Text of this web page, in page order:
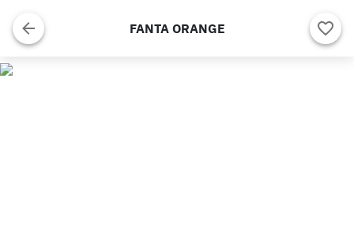
FANTA ORANGE